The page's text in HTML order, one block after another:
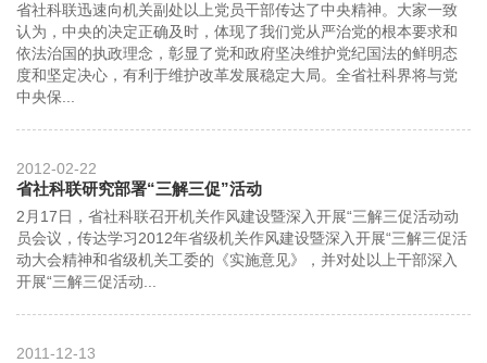
省社科联迅速向机关副处以上党员干部传达了中央精神。大家一致
认为，中央的决定正确及时，体现了我们党从严治党的根本要求和
依法治国的执政理念，彰显了党和政府坚决维护党纪国法的鲜明态
度和坚定决心，有利于维护改革发展稳定大局。全省社科界将与党
中央保...
2012-02-22
省社科联研究部署“三解三促”活动
2月17日，省社科联召开机关作风建设暨深入开展“三解三促活动动
员会议，传达学习2012年省级机关作风建设暨深入开展“三解三促活
动大会精神和省级机关工委的《实施意见》，并对处以上干部深入
开展“三解三促活动...
2011-12-13